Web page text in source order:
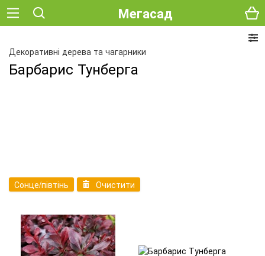
Мегасад
Декоративні дерева та чагарники
Барбарис Тунберга
Сонце/півтінь Очистити